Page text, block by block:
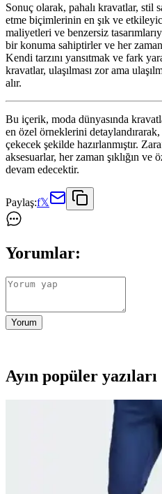
Sonuç olarak, pahalı kravatlar,
etme biçimlerinin en şık ve
maliyetleri ve benzersiz
bir konuma sahiptirler ve her
Kendi tarzını yansıtmak ve fark
kravatlar, ulaşılması zor ama
alır.
Bu içerik, moda dünyasında
en özel örneklerini
çekecek şekilde hazırlanmıştır.
aksesuarlar, her zaman şıklığın
devam edecektir.
Paylaş:f𝕏
Yorumlar:
Yorum
Ayın popüler yazıları